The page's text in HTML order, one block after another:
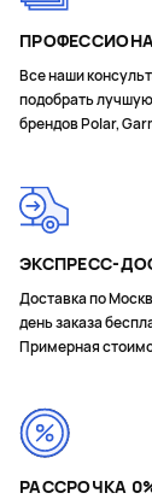
Все наши
подобрать
брендов Polar,
ЭКСПРЕСС-
Доставка по
день заказа
Примерная
РАССРОЧКА